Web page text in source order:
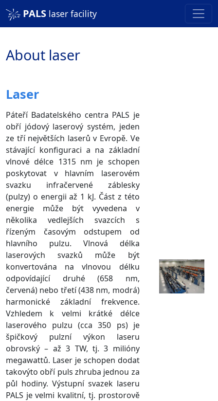
PALS laser facility
About laser
Laser
Páteří Badatelského centra PALS je
obří jódový laserový systém, jeden
ze tří největších laserů v Evropě. Ve
stávající konfiguraci a na základní
vlnové délce 1315 nm je schopen
poskytovat v hlavním laserovém
svazku infračervené záblesky
(pulzy) o energii až 1 kJ. Část z této
energie může být vyvedena v
několika vedlejších svazcích s
řízeným časovým odstupem od
hlavního pulzu. Vlnová délka
laserových svazků může být
konvertována na vlnovou délku
odpovídající druhé (658 nm,
červená) nebo třetí (438 nm, modrá)
harmonické základní frekvence.
Vzhledem k velmi krátké délce
laserového pulzu (cca 350 ps) je
špičkový pulzní výkon laseru
obrovský – až 3 TW, tj. 3 milióny
megawattů. Laser je schopen dodat
takovýto obří puls zhruba jednou za
půl hodiny. Výstupní svazek laseru
PALS je velmi kvalitní, tj. prostorově